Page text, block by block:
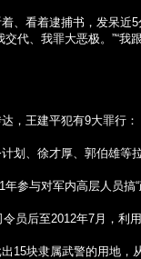
、看着逮捕书，发呆近5
代、我罪大恶极。”“我
，王建平犯有9大罪行：
划、徐才厚、郭伯雄等
年参与对军内高层人员搞
令员后至2012年7 月，利
15块隶属武警的用地，